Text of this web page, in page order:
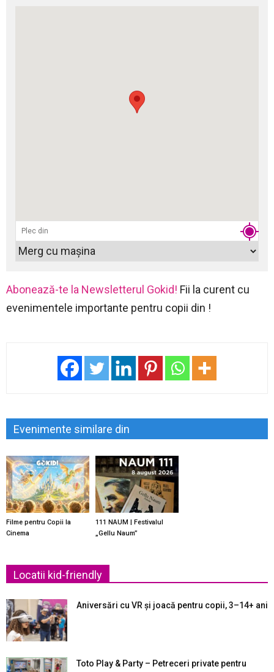
Abonează-te la Newsletterul Gokid! Fii la curent cu
evenimentele importante pentru copii din !
Evenimente similare din
Filme pentru Copii la
Cinema
111 NAUM | Festivalul
„Gellu Naum”
Locatii kid-friendly
Aniversări cu VR și joacă pentru copii, 3–14+ ani
Toto Play & Party – Petreceri private pentru